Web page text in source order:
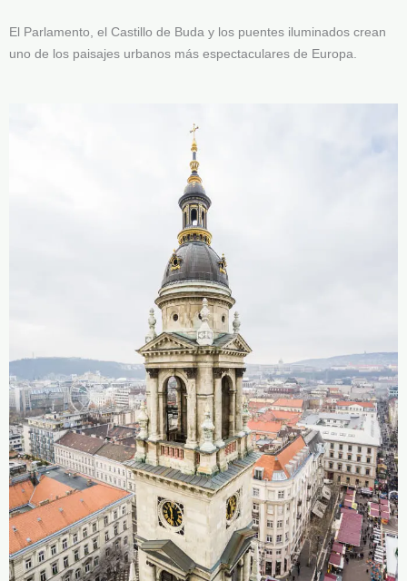
El Parlamento, el Castillo de Buda y los puentes iluminados crean
uno de los paisajes urbanos más espectaculares de Europa.